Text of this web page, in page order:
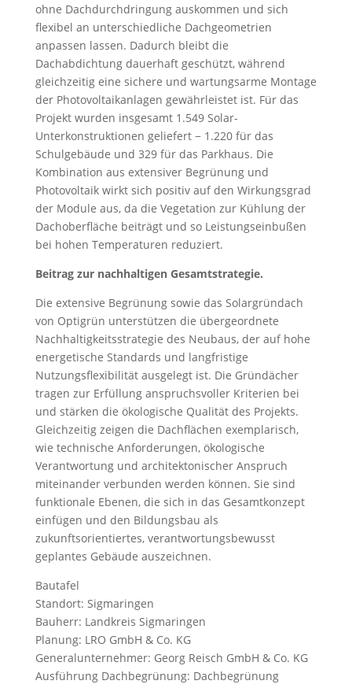
ohne Dachdurchdringung auskommen und sich
flexibel an unterschiedliche Dachgeometrien
anpassen lassen. Dadurch bleibt die
Dachabdichtung dauerhaft geschützt, während
gleichzeitig eine sichere und wartungsarme Montage
der Photovoltaikanlagen gewährleistet ist. Für das
Projekt wurden insgesamt 1.549 Solar-
Unterkonstruktionen geliefert − 1.220 für das
Schulgebäude und 329 für das Parkhaus. Die
Kombination aus extensiver Begrünung und
Photovoltaik wirkt sich positiv auf den Wirkungsgrad
der Module aus, da die Vegetation zur Kühlung der
Dachoberfläche beiträgt und so Leistungseinbußen
bei hohen Temperaturen reduziert.
Beitrag zur nachhaltigen Gesamtstrategie.
Die extensive Begrünung sowie das Solargründach
von Optigrün unterstützen die übergeordnete
Nachhaltigkeitsstrategie des Neubaus, der auf hohe
energetische Standards und langfristige
Nutzungsflexibilität ausgelegt ist. Die Gründächer
tragen zur Erfüllung anspruchsvoller Kriterien bei
und stärken die ökologische Qualität des Projekts.
Gleichzeitig zeigen die Dachflächen exemplarisch,
wie technische Anforderungen, ökologische
Verantwortung und architektonischer Anspruch
miteinander verbunden werden können. Sie sind
funktionale Ebenen, die sich in das Gesamtkonzept
einfügen und den Bildungsbau als
zukunftsorientiertes, verantwortungsbewusst
geplantes Gebäude auszeichnen.
Bautafel
Standort: Sigmaringen
Bauherr: Landkreis Sigmaringen
Planung: LRO GmbH & Co. KG
Generalunternehmer: Georg Reisch GmbH & Co. KG
Ausführung Dachbegrünung: Dachbegrünung